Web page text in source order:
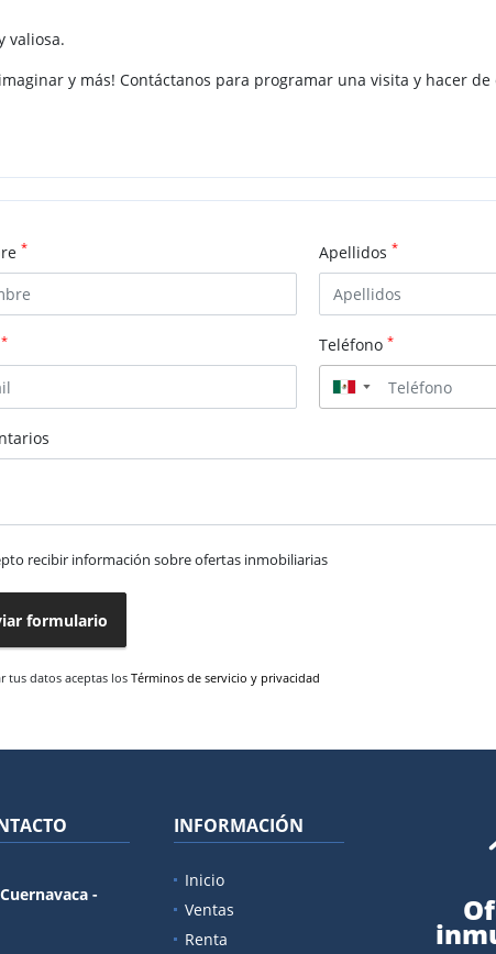
valiosa.
y más! Contáctanos para programar una visita y hacer de
* Apellidos *
* Teléfono *
▼
recibir información sobre ofertas inmobiliarias
formulario
tus datos aceptas losTérminos de servicio y privacidad
-
INFORMACIÓN
Inicio
Ventas
Renta